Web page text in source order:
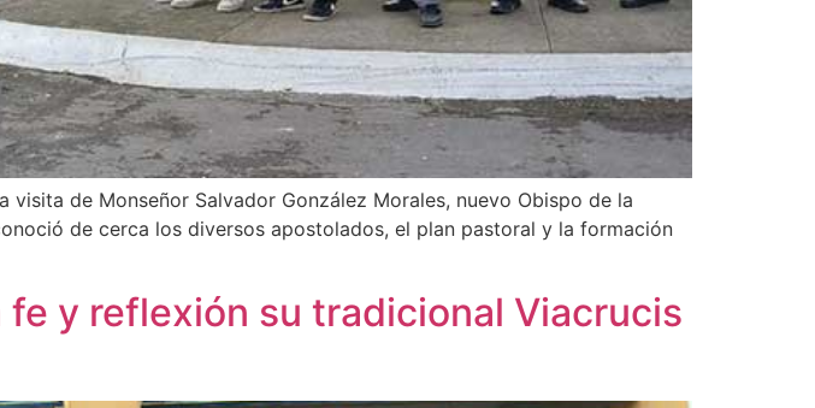
de Monseñor Salvador González Morales, nuevo Obispo de la
de cerca los diversos apostolados, el plan pastoral y la formación
y reflexión su tradicional Viacrucis